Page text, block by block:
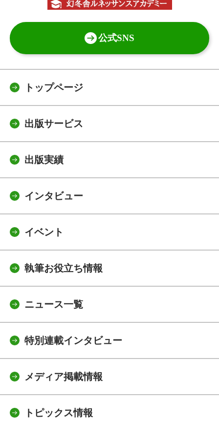
公式SNS
トップページ
出版サービス
出版実績
インタビュー
イベント
執筆お役立ち情報
ニュース一覧
特別連載インタビュー
メディア掲載情報
トピックス情報